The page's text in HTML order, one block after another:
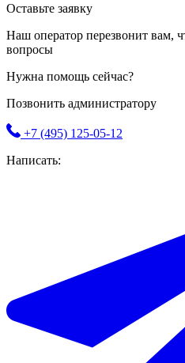
Оставьте заявку
Наш оператор перезвонит вам,
вопросы
Нужна помощь сейчас?
Позвонить администратору
+7 (495) 125-05-12
Написать: